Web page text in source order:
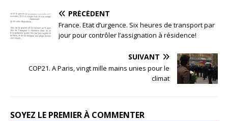
PRÉCÉDENT
France. Etat d’urgence. Six heures de transport par
jour pour contrôler l’assignation à résidence!
SUIVANT
COP21. A Paris, vingt mille mains unies pour le
climat
SOYEZ LE PREMIER À COMMENTER